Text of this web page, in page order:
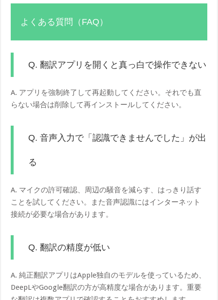
よくある質問（FAQ）
Q. 翻訳アプリを開くと真っ白で操作できない
A. アプリを強制終了して再起動してください。それでも直
らない場合は削除して再インストールしてください。
Q. 音声入力で「認識できませんでした」が出
る
A. マイクの許可確認、周辺の騒音を減らす、はっきり話す
ことを試してください。また音声認識にはインターネット
接続が必要な場合があります。
Q. 翻訳の精度が低い
A. 純正翻訳アプリはApple独自のモデルを使っているため、
DeepLやGoogle翻訳の方が高精度な場合があります。重要